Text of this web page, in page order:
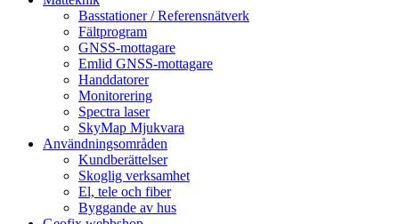
Basstationer / Referensnätverk
Fältprogram
GNSS-mottagare
Emlid GNSS-mottagare
Handdatorer
Monitorering
Spectra laser
SkyMap Mjukvara
Användningsområden
Kundberättelser
Skoglig verksamhet
El, tele och fiber
Byggande av hus